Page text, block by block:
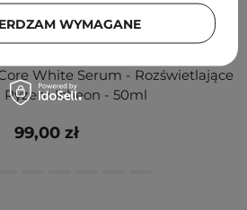
White Serum - Rozświetlające
Ryżem Icheon - 50ml
99,00 zł
WYMAGANE